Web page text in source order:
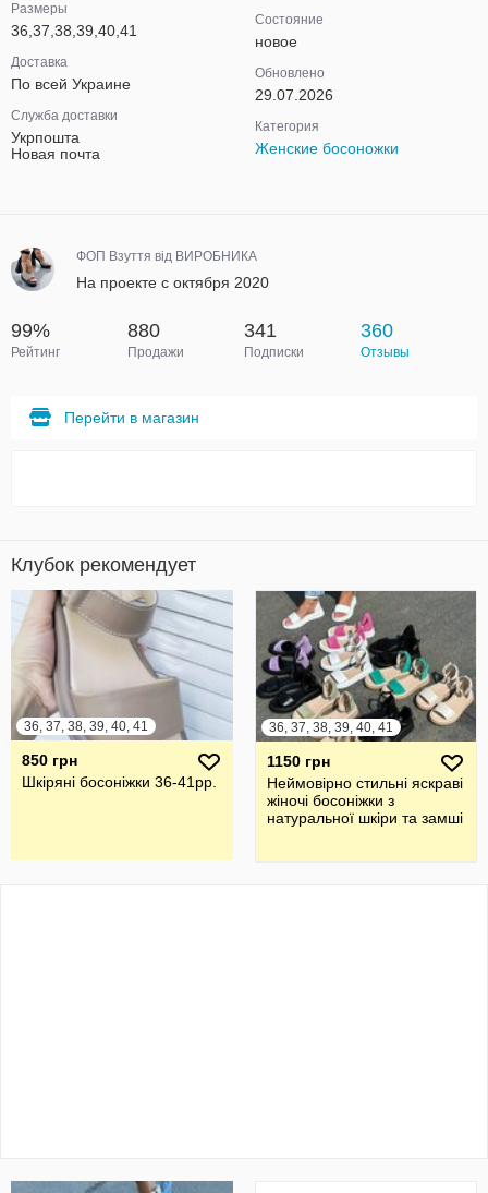
Размеры
36,37,38,39,40,41
Доставка
По всей Украине
Служба доставки
Укрпошта
Новая почта
Состояние
новое
Обновлено
29.07.2026
Категория
Женские босоножки
ФОП Взуття від ВИРОБНИКА
На проекте с октября 2020
99%
Рейтинг
880
Продажи
341
Подписки
360
Отзывы
Перейти в магазин
Клубок рекомендует
36, 37, 38, 39, 40, 41
850 грн
Шкіряні босоніжки 36-41рр.
36, 37, 38, 39, 40, 41
1150 грн
Неймовірно стильні яскраві
жіночі босоніжки з
натуральної шкіри та замші